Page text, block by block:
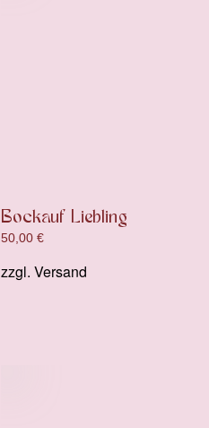
Bockauf Liebling
50,00 €
zzgl. Versand